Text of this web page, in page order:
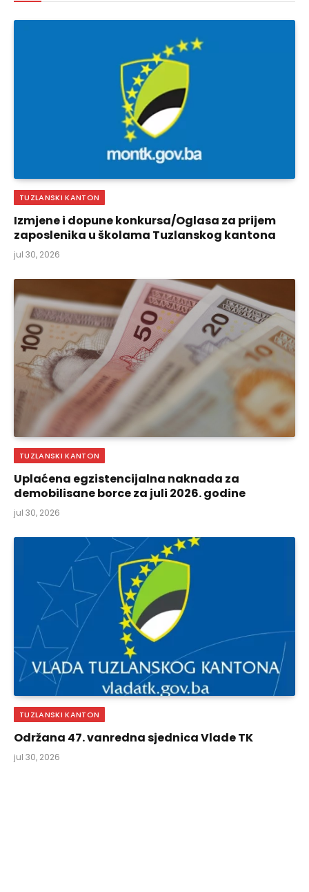
TUZLANSKI KANTON
Izmjene i dopune konkursa/Oglasa za prijem
zaposlenika u školama Tuzlanskog kantona
jul 30, 2026
TUZLANSKI KANTON
Uplaćena egzistencijalna naknada za
demobilisane borce za juli 2026. godine
jul 30, 2026
TUZLANSKI KANTON
Održana 47. vanredna sjednica Vlade TK
jul 30, 2026